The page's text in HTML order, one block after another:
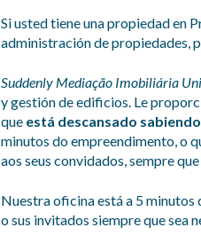
Si usted tiene una propiedad en
administración de propiedades,
Suddenly Mediação Imobiliária
y gestión de edificios. Le
que está descansado
minutos do empreendimento, o
aos seus convidados, sempre
Nuestra oficina está a 5 minutos
o sus invitados siempre que sea